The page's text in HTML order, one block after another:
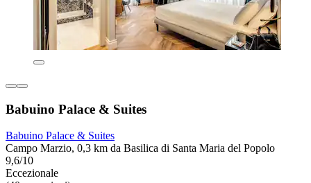
Babuino Palace & Suites
Babuino Palace & Suites
Campo Marzio, 0,3 km da Basilica di Santa Maria del Popolo
9,6/10
Eccezionale